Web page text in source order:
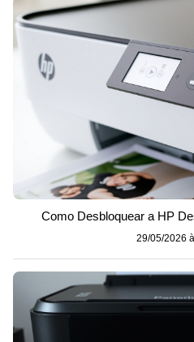
Como Desbloquear a HP
29/05/2026